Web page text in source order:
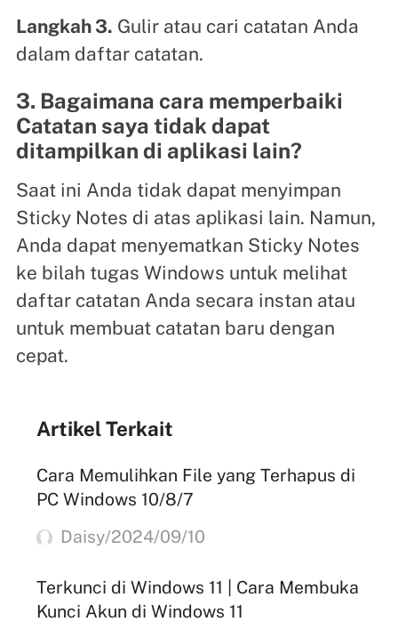
Langkah 3. Gulir atau cari catatan Anda
dalam daftar catatan.
3. Bagaimana cara memperbaiki
Catatan saya tidak dapat
ditampilkan di aplikasi lain?
Saat ini Anda tidak dapat menyimpan
Sticky Notes di atas aplikasi lain. Namun,
Anda dapat menyematkan Sticky Notes
ke bilah tugas Windows untuk melihat
daftar catatan Anda secara instan atau
untuk membuat catatan baru dengan
cepat.
Artikel Terkait
Cara Memulihkan File yang Terhapus di
PC Windows 10/8/7
Daisy/2024/09/10
Terkunci di Windows 11 | Cara Membuka
Kunci Akun di Windows 11